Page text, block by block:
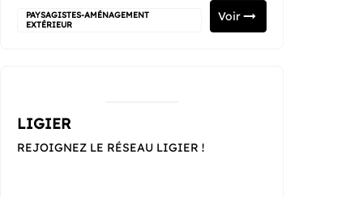
PAYSAGISTES-AMÉNAGEMENT
EXTÉRIEUR
Voir
LIGIER
REJOIGNEZ LE RÉSEAU LIGIER !